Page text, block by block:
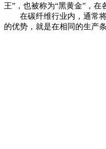
王”，也被称为“黑黄金”，在
在碳纤维行业内，通常将
的优势，就是在相同的生产